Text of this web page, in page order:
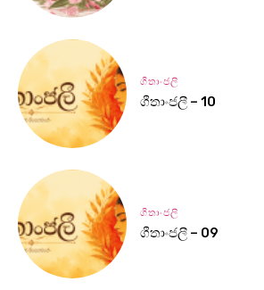
ගීතාංජලී
ගීතාංජලී – 10
ගීතාංජලී
ගීතාංජලී – 09